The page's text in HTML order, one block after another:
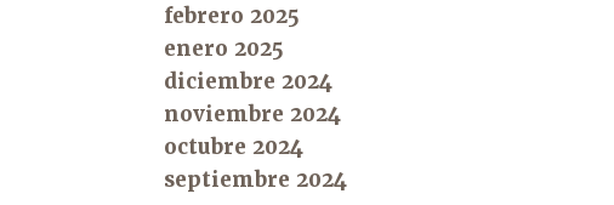
febrero 2025
enero 2025
diciembre 2024
noviembre 2024
octubre 2024
septiembre 2024